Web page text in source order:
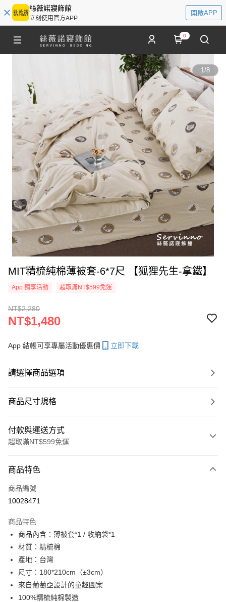
絲薇諾寢飾館
立刻使用官方APP
開啟APP
0
1/8
MIT精梳純棉薄被套-6*7尺 【狐狸先生-拿鐵】
App 獨享活動 超取滿NT$599免運
NT$2,280
NT$1,480
App 結帳可享專屬活動優惠價 立即下載
請選擇商品選項
商品尺寸規格
付款與運送方式
超取滿NT$599免運
信用卡一次付款
超商取貨付款
Apple Pay
街口支付
悠遊付
全盈+PAY
商品特色
商品編號
10028471
商品特色
商品內含：薄被套*1 / 收納袋*1
材質：精梳棉
產地：台灣
尺寸：180*210cm（±3cm）
來自葡萄亞設計的童趣圖案
100%精梳純棉製造